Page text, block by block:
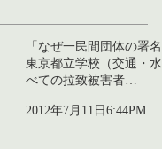
「なぜ一民間団体の
東京都立学校（交通・
べての拉致被害者…
2012年7月11日6:44PM